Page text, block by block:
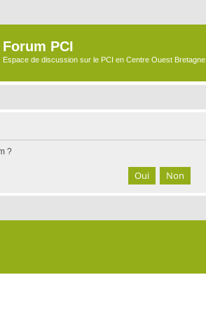
Forum PCI
Espace de discussion sur le PCI en Centre Ouest Bretagne
?